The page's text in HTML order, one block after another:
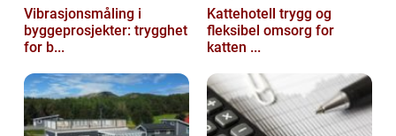
Vibrasjonsmåling i
byggeprosjekter: trygghet
for b...
Kattehotell trygg og
fleksibel omsorg for
katten ...